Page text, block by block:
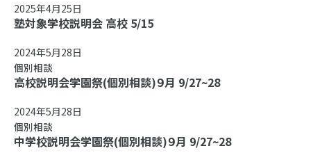
2025年4月25日
塾対象学校説明会 高校 5/15
2024年5月28日
個別相談
高校説明会学園祭(個別相談)９月 9/27~28
2024年5月28日
個別相談
中学校説明会学園祭(個別相談)９月 9/27~28